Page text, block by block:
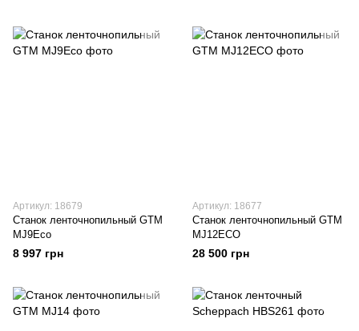
Артикул: 18679
Станок ленточнопильный GTM
MJ9Eco
8 997 грн
Артикул: 18677
Станок ленточнопильный GTM
MJ12ECO
28 500 грн